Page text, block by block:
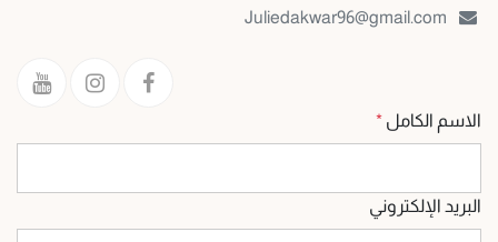
Juliedakwar96@gmail.com
الاسم الكامل *
البريد الإلكتروني